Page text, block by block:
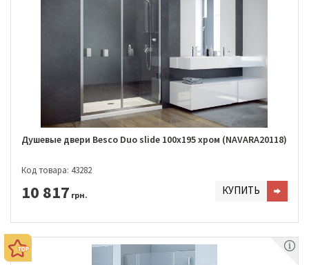
Душевые двери Besco Duo slide 100x195 хром (NAVARA20118)
Код товара: 43282
10 817 грн. КУПИТЬ